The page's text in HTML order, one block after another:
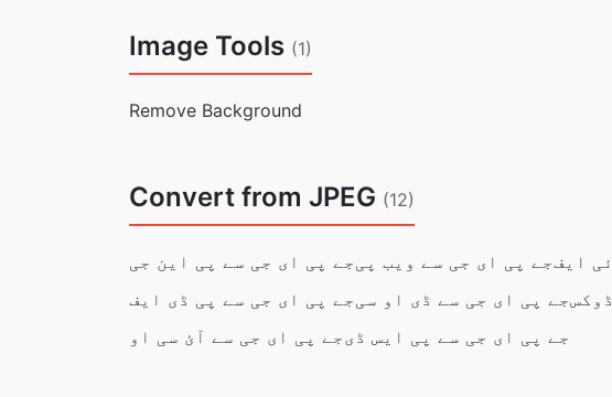
Image Tools (1)
Remove Background
Convert from JPEG (12)
جے پی ای جی سے پی این جیجے پی ای جی سے ویب پیایف
جے پی ای جی سے پی ڈی ایفجے پی ای جی سے ڈی او سی
جے پی ای جی سے آئ سی اوجے پی ای جی سے پی ایس ڈی